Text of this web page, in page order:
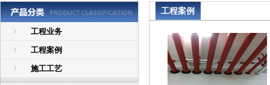
工程业务
工程案例
施工工艺
工程案例